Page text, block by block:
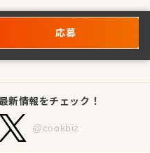
応募
新情報をチェック！
@cookbiz